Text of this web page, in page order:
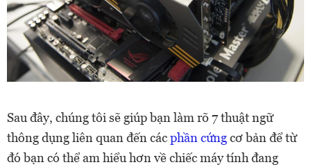
Sau đây, chúng tôi sẽ giúp bạn làm rõ 7 thuật ngữ
thông dụng liên quan đến cácphần cứngcơ bản để từ
đó bạn có thể am hiểu hơn về chiếc máy tính đang